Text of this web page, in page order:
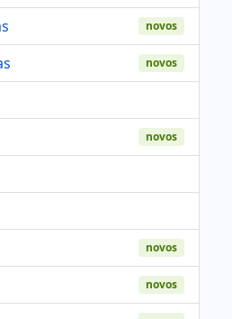
novos
novos
novos
novos
novos